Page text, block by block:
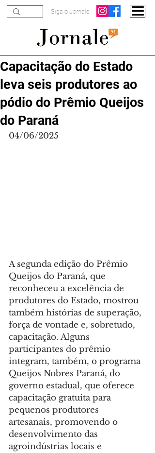
Siga o Jornale
Capacitação do Estado
leva seis produtores ao
pódio do Prêmio Queijos
do Paraná
04/06/2025
A segunda edição do Prêmio
Queijos do Paraná, que
reconheceu a excelência de
produtores do Estado, mostrou
também histórias de superação,
força de vontade e, sobretudo,
capacitação. Alguns
participantes do prêmio
integram, também, o programa
Queijos Nobres Paraná, do
governo estadual, que oferece
capacitação gratuita para
pequenos produtores
artesanais, promovendo o
desenvolvimento das
agroindústrias locais e